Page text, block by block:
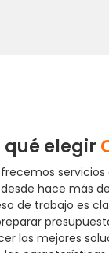
qué elegir
hace más
de trabajo es
las mejores